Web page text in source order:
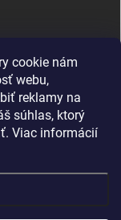
cookie nám
webu,
reklamy na
súhlas, ktorý
Viac informácií